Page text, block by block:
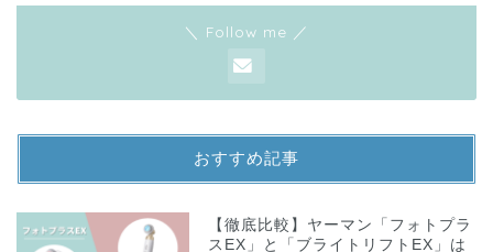
＼ Follow me ／
おすすめ記事
【徹底比較】ヤーマン「フォトプラ
スEX」と「ブライトリフトEX」は